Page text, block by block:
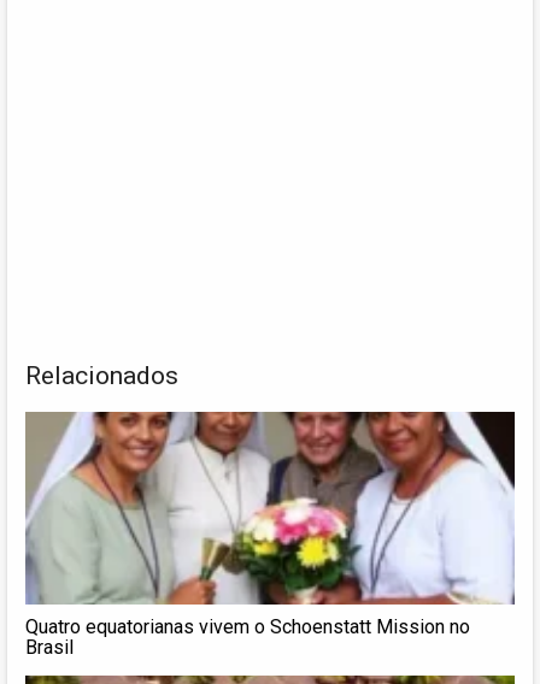
Relacionados
Quatro equatorianas vivem o Schoenstatt Mission no
Brasil